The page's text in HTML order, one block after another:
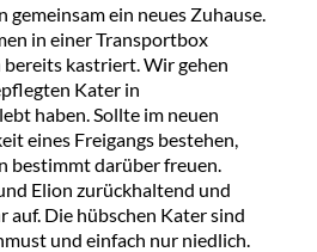
gemeinsam ein neues Zuhause.
in einer Transportbox
kastriert. Wir gehen
Kater in
haben. Sollte im neuen
eines Freigangs bestehen,
bestimmt darüber freuen.
Elion zurückhaltend und
auf. Die hübschen Kater sind
und einfach nur niedlich.